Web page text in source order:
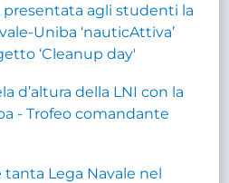
presentata agli studenti la
Uniba ‘nauticAttiva’
‘Cleanup day'
d’altura della LNI con la
- Trofeo comandante
tanta Lega Navale nel